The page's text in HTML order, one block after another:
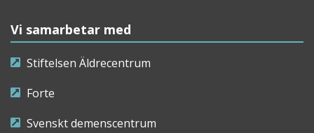
Vi samarbetar med
Stiftelsen Äldrecentrum
Forte
Svenskt demenscentrum